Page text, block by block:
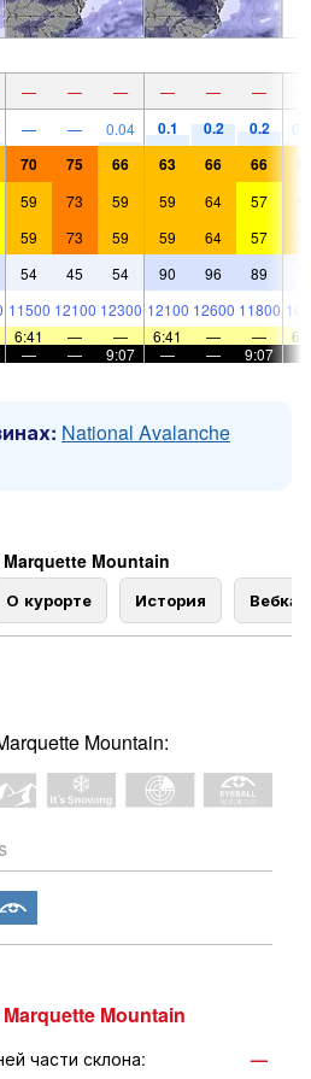
— — — — — —
— — 0.04 0.1 0.2 0.2
70 75 66 63 66 66
59 73 59 59 64 57
59 73 59 59 64 57
54 45 54 90 96 89
11500 12100 12300 12100 12600 11800
6:41 — — 6:41 — —
— — 9:07 — — 9:07
National Avalanche
Mountain
О курорте История
Mountain:
Mountain
части склона:
—